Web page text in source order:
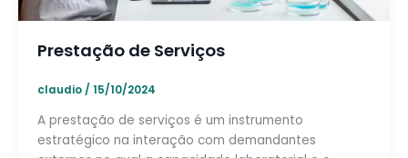
Prestação de Serviços
claudio / 15/10/2024
A prestação de serviços é um instrumento
estratégico na interação com demandantes